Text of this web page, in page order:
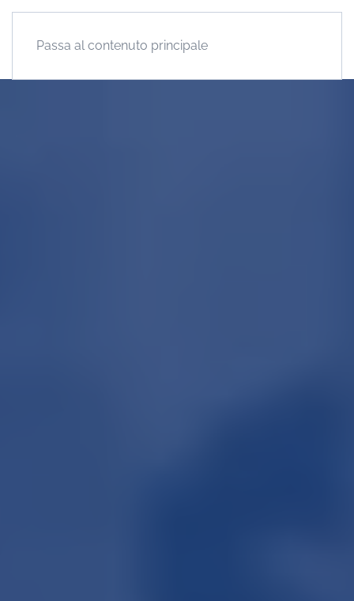
Passa al contenuto principale